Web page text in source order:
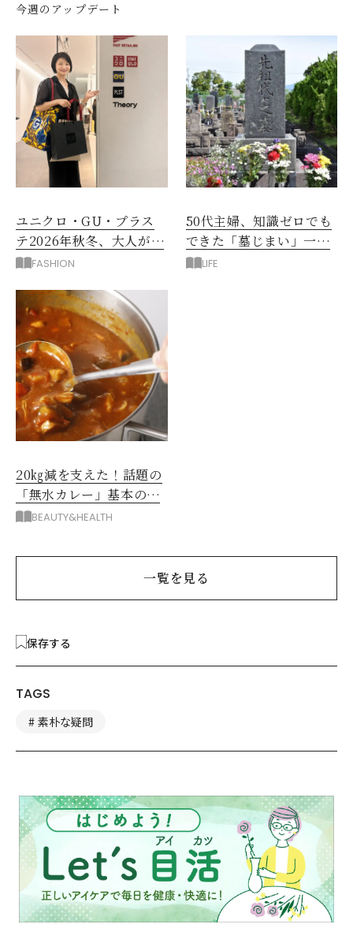
今週のアップデート
ユニクロ・GU・プラス
テ2026年秋冬、大人が着
たい新作服は？
FASHION
50代主婦、知識ゼロでも
できた「墓じまい」一つ
後悔したのは、ある順
LIFE
20㎏減を支えた！話題の
「無水カレー」基本の作
り方とおすすめルウ6選
BEAUTY&HEALTH
一覧を見る
保存する
TAGS
素朴な疑問